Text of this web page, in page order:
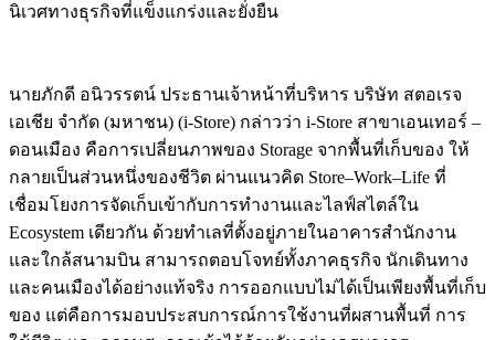
นิเวศทางธุรกิจที่แข็งแกร่งและยั่งยืน
นายภักดี อนิวรรตน์ ประธานเจ้าหน้าที่บริหาร บริษัท สตอเรจ
เอเชีย จำกัด (มหาชน) (i-Store) กล่าวว่า i-Store สาขาเอนเทอร์ –
ดอนเมือง คือการเปลี่ยนภาพของ Storage จากพื้นที่เก็บของ ให้
กลายเป็นส่วนหนึ่งของชีวิต ผ่านแนวคิด Store–Work–Life ที่
เชื่อมโยงการจัดเก็บเข้ากับการทำงานและไลฟ์สไตล์ใน
Ecosystem เดียวกัน ด้วยทำเลที่ตั้งอยู่ภายในอาคารสำนักงาน
และใกล้สนามบิน สามารถตอบโจทย์ทั้งภาคธุรกิจ นักเดินทาง
และคนเมืองได้อย่างแท้จริง การออกแบบไม่ได้เป็นเพียงพื้นที่เก็บ
ของ แต่คือการมอบประสบการณ์การใช้งานที่ผสานพื้นที่ การ